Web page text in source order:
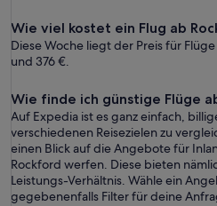
Wie viel kostet ein Flug ab
Diese Woche liegt der Preis für
und 376 €.
Wie finde ich günstige Flüge
Auf Expedia ist es ganz einfach,
verschiedenen Reisezielen zu
einen Blick auf die Angebote für
Rockford werfen. Diese bieten
Leistungs-Verhältnis. Wähle ein
gegebenenfalls Filter für deine